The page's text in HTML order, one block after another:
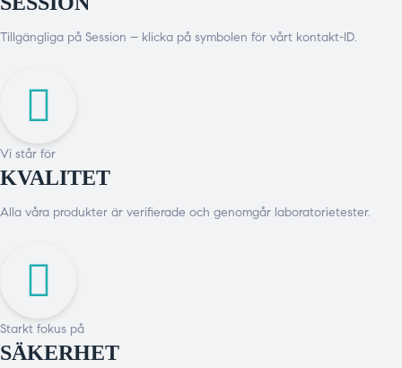
Tillgängliga på Session – klicka på symbolen för vårt kontakt-ID.
Vi står för
KVALITET
Alla våra produkter är verifierade och genomgår laboratorietester.
Starkt fokus på
SÄKERHET